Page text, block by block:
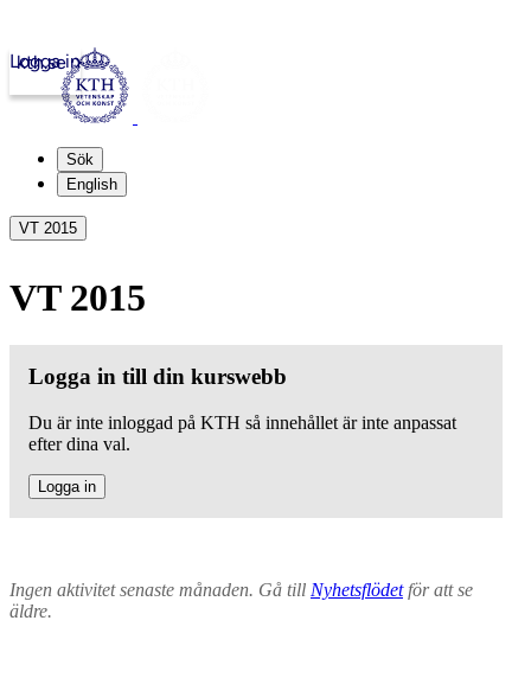
kth.se
Logga in
Sök
English
VT 2015
VT 2015
Logga in till din kurswebb
Du är inte inloggad på KTH så innehållet är inte anpassat
efter dina val.
Logga in
Ingen aktivitet senaste månaden. Gå till Nyhetsflödetför att se
äldre.